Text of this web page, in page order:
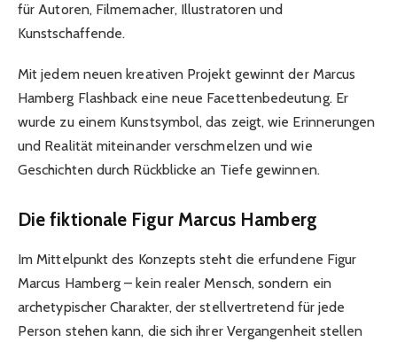
für Autoren, Filmemacher, Illustratoren und
Kunstschaffende.
Mit jedem neuen kreativen Projekt gewinnt der Marcus
Hamberg Flashback eine neue Facettenbedeutung. Er
wurde zu einem Kunstsymbol, das zeigt, wie Erinnerungen
und Realität miteinander verschmelzen und wie
Geschichten durch Rückblicke an Tiefe gewinnen.
Die fiktionale Figur Marcus Hamberg
Im Mittelpunkt des Konzepts steht die erfundene Figur
Marcus Hamberg – kein realer Mensch, sondern ein
archetypischer Charakter, der stellvertretend für jede
Person stehen kann, die sich ihrer Vergangenheit stellen